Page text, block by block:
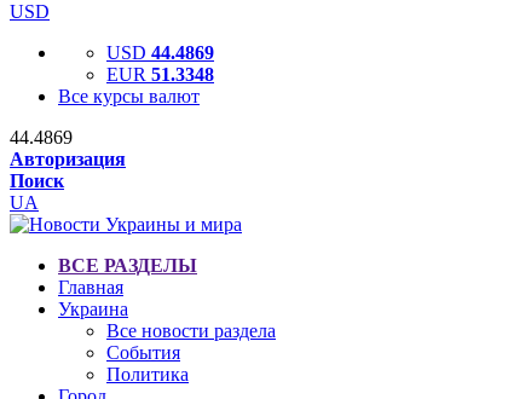
USD
USD 44.4869
EUR 51.3348
Все курсы валют
44.4869
Авторизация
Поиск
UA
ВСЕ РАЗДЕЛЫ
Главная
Украина
Все новости раздела
События
Политика